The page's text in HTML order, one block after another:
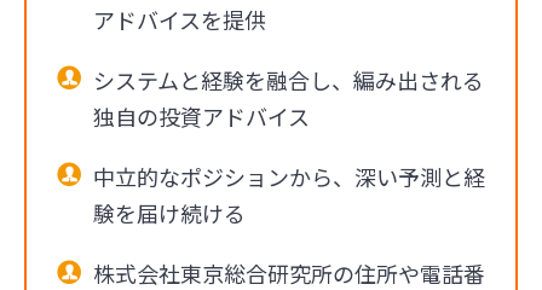
アドバイスを提供
システムと経験を融合し、編み出される
独自の投資アドバイス
中立的なポジションから、深い予測と経
験を届け続ける
株式会社東京総合研究所の住所や電話番